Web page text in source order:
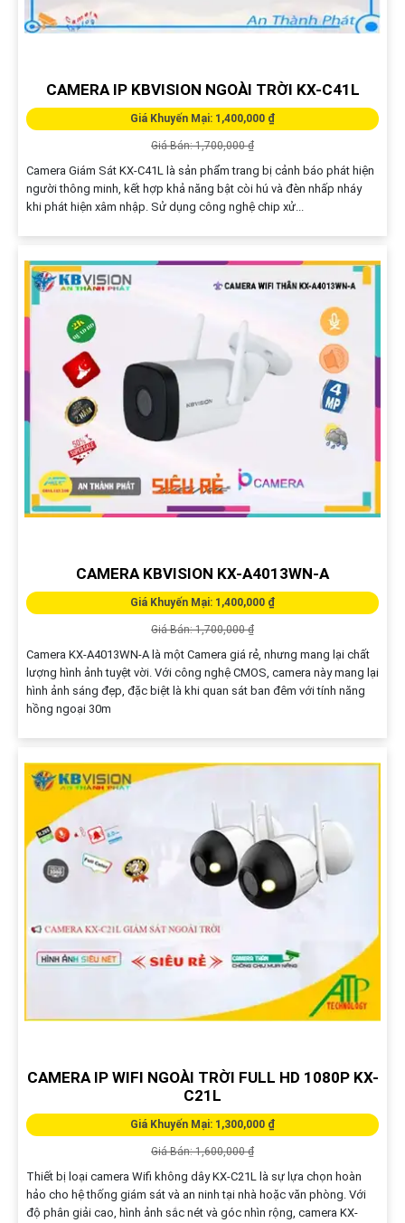
CAMERA IP KBVISION NGOÀI TRỜI KX-C41L
Giá Khuyến Mại: 1,400,000 ₫
Giá Bán: 1,700,000 ₫
Camera Giám Sát KX-C41L là sản phẩm trang bị cảnh báo phát hiện
người thông minh, kết hợp khả năng bật còi hú và đèn nhấp nháy
khi phát hiện xâm nhập. Sử dụng công nghệ chip xử...
CAMERA KBVISION KX-A4013WN-A
Giá Khuyến Mại: 1,400,000 ₫
Giá Bán: 1,700,000 ₫
Camera KX-A4013WN-A là một Camera giá rẻ, nhưng mang lại chất
lượng hình ảnh tuyệt vời. Với công nghệ CMOS, camera này mang lại
hình ảnh sáng đẹp, đặc biệt là khi quan sát ban đêm với tính năng
hồng ngoại 30m
CAMERA IP WIFI NGOÀI TRỜI FULL HD 1080P KX-
C21L
Giá Khuyến Mại: 1,300,000 ₫
Giá Bán: 1,600,000 ₫
Thiết bị loại camera Wifi không dây KX-C21L là sự lựa chọn hoàn
hảo cho hệ thống giám sát và an ninh tại nhà hoặc văn phòng. Với
độ phân giải cao, hình ảnh sắc nét và góc nhìn rộng, camera KX-